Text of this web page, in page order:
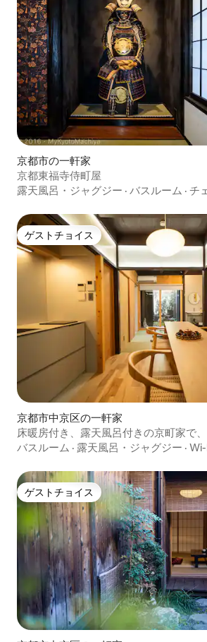
京都市の一軒家
京都東福寺侍町屋
露天風呂・ジャグジー · バスルーム · チ
ゲストチョイス
ゲストチョイス
京都市中京区の一軒家
床暖房付き、露天風呂付きの京町家で
ックスを体験
バスルーム · 露天風呂・ジャグジー ·
ゲストチョイス
ゲストチョイス